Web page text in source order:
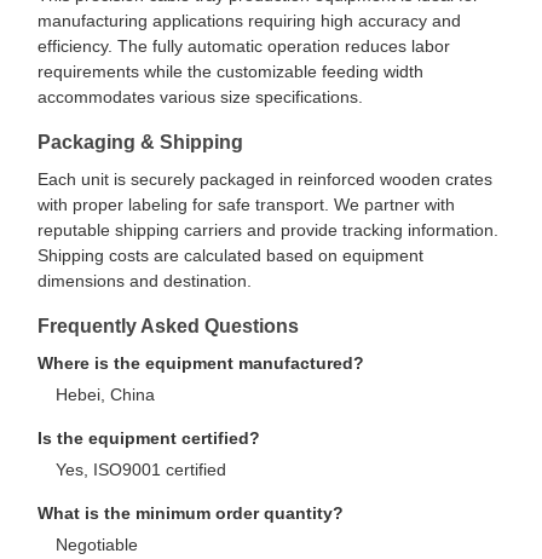
manufacturing applications requiring high accuracy and
efficiency. The fully automatic operation reduces labor
requirements while the customizable feeding width
accommodates various size specifications.
Packaging & Shipping
Each unit is securely packaged in reinforced wooden crates
with proper labeling for safe transport. We partner with
reputable shipping carriers and provide tracking information.
Shipping costs are calculated based on equipment
dimensions and destination.
Frequently Asked Questions
Where is the equipment manufactured?
Hebei, China
Is the equipment certified?
Yes, ISO9001 certified
What is the minimum order quantity?
Negotiable